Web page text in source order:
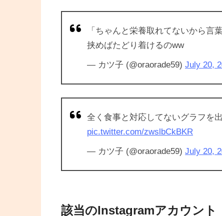
「ちゃんと栄養取れてないから
挟めばたどり着けるのww
— カツ子 (@oraorade59) July 20,
全く食事と対応してないグラフを
pic.twitter.com/zwslbCkBKR
— カツ子 (@oraorade59) July 20,
該当のInstagramアカウント